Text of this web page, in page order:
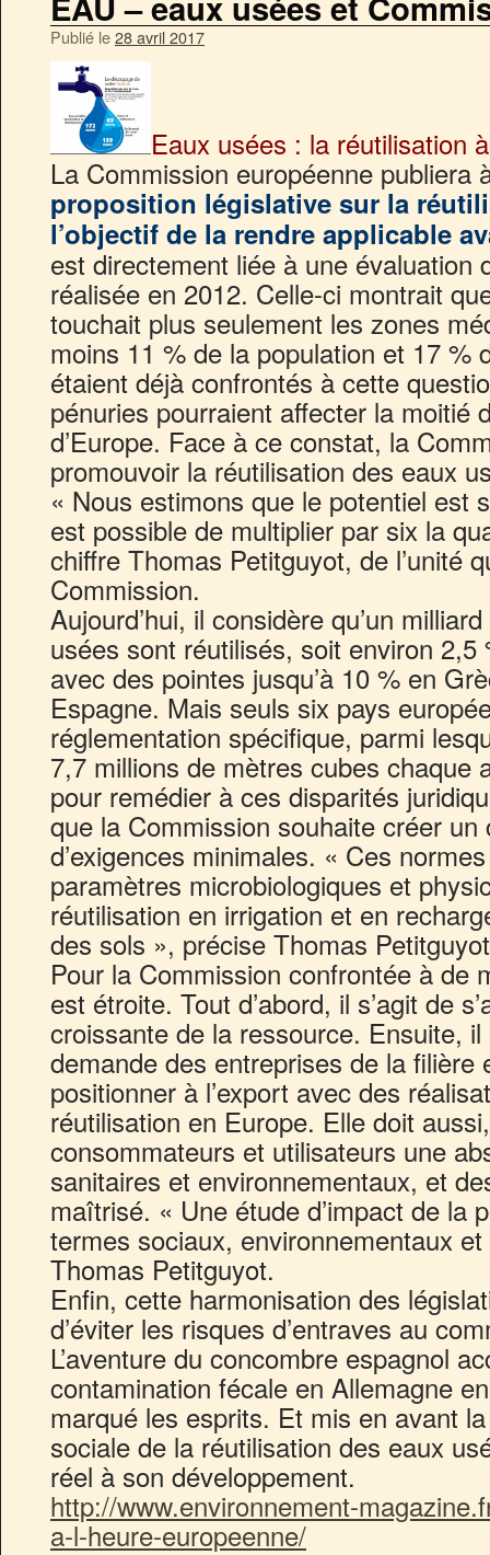
Publié le28 avril 2017
Eaux usées : la réutilisation
La Commission européenne publiera
proposition législative sur la
l’objectif de la rendre applicable
est directement liée à une évaluation
réalisée en 2012. Celle-ci montrait
touchait plus seulement les zones
moins 11 % de la population et 17 %
étaient déjà confrontés à cette
pénuries pourraient affecter la moitié
d’Europe. Face à ce constat, la
promouvoir la réutilisation des eaux
« Nous estimons que le potentiel est
est possible de multiplier par six la
chiffre Thomas Petitguyot, de l’unité
Commission.
Aujourd’hui, il considère qu’un
usées sont réutilisés, soit environ
avec des pointes jusqu’à 10 % en
Espagne. Mais seuls six pays
réglementation spécifique, parmi
7,7 millions de mètres cubes chaque
pour remédier à ces disparités
que la Commission souhaite créer un
d’exigences minimales. « Ces
paramètres microbiologiques et
réutilisation en irrigation et en
des sols », précise Thomas
Pour la Commission confrontée à de
est étroite. Tout d’abord, il s’agit de
croissante de la ressource. Ensuite,
demande des entreprises de la filière
positionner à l’export avec des
réutilisation en Europe. Elle doit
consommateurs et utilisateurs une
sanitaires et environnementaux, et
maîtrisé. « Une étude d’impact de la
termes sociaux, environnementaux
Thomas Petitguyot.
Enfin, cette harmonisation des
d’éviter les risques d’entraves au
L’aventure du concombre espagnol
contamination fécale en Allemagne
marqué les esprits. Et mis en avant
sociale de la réutilisation des eaux
réel à son développement.
http://www.environnement-
a-l-heure-europeenne/